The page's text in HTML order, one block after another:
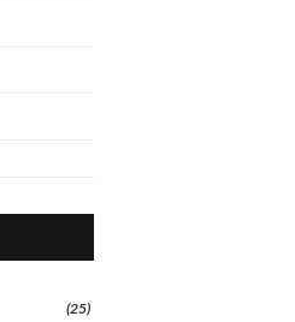
(25)